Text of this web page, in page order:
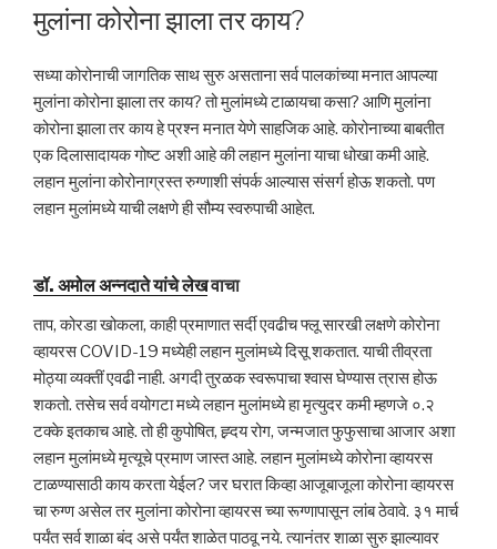
मुलांना कोरोना झाला तर काय?
सध्या कोरोनाची जागतिक साथ सुरु असताना सर्व पालकांच्या मनात आपल्या
मुलांना कोरोना झाला तर काय? तो मुलांमध्ये टाळायचा कसा? आणि मुलांना
कोरोना झाला तर काय हे प्रश्न मनात येणे साहजिक आहे. कोरोनाच्या बाबतीत
एक दिलासादायक गोष्ट अशी आहे की लहान मुलांना याचा धोखा कमी आहे.
लहान मुलांना कोरोनाग्रस्त रुग्णाशी संपर्क आल्यास संसर्ग होऊ शकतो. पण
लहान मुलांमध्ये याची लक्षणे ही सौम्य स्वरुपाची आहेत.
डॉ. अमोल अन्नदाते यांचे लेखवाचा
ताप, कोरडा खोकला, काही प्रमाणात सर्दी एवढीच फ्लू सारखी लक्षणे कोरोना
व्हायरस COVID-19 मध्येही लहान मुलांमध्ये दिसू शकतात. याची तीव्रता
मोठ्या व्यक्तीं एवढी नाही. अगदी तुरळक स्वरूपाचा श्वास घेण्यास त्रास होऊ
शकतो. तसेच सर्व वयोगटा मध्ये लहान मुलांमध्ये हा मृत्युदर कमी म्हणजे ०.२
टक्के इतकाच आहे. तो ही कुपोषित, ह्र्दय रोग, जन्मजात फुफुसाचा आजार अशा
लहान मुलांमध्ये मृत्यूचे प्रमाण जास्त आहे. लहान मुलांमध्ये कोरोना व्हायरस
टाळण्यासाठी काय करता येईल? जर घरात किव्हा आजूबाजूला कोरोना व्हायरस
चा रुग्ण असेल तर मुलांना कोरोना व्हायरस च्या रूग्णापासून लांब ठेवावे. ३१ मार्च
पर्यंत सर्व शाळा बंद असे पर्यंत शाळेत पाठवू नये. त्यानंतर शाळा सुरु झाल्यावर